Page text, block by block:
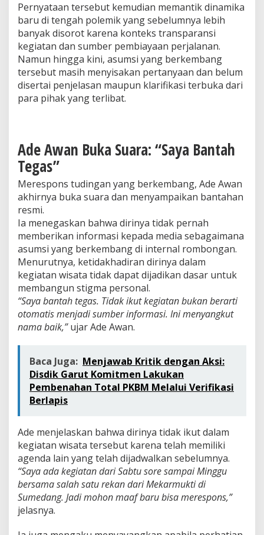
Pernyataan tersebut kemudian memantik dinamika
baru di tengah polemik yang sebelumnya lebih
banyak disorot karena konteks transparansi
kegiatan dan sumber pembiayaan perjalanan.
Namun hingga kini, asumsi yang berkembang
tersebut masih menyisakan pertanyaan dan belum
disertai penjelasan maupun klarifikasi terbuka dari
para pihak yang terlibat.
Ade Awan Buka Suara: “Saya Bantah
Tegas”
Merespons tudingan yang berkembang, Ade Awan
akhirnya buka suara dan menyampaikan bantahan
resmi.
Ia menegaskan bahwa dirinya tidak pernah
memberikan informasi kepada media sebagaimana
asumsi yang berkembang di internal rombongan.
Menurutnya, ketidakhadiran dirinya dalam
kegiatan wisata tidak dapat dijadikan dasar untuk
membangun stigma personal.
“Saya bantah tegas. Tidak ikut kegiatan bukan berarti
otomatis menjadi sumber informasi. Ini menyangkut
nama baik,”ujar Ade Awan.
Baca Juga: Menjawab Kritik dengan Aksi:
Disdik Garut Komitmen Lakukan
Pembenahan Total PKBM Melalui Verifikasi
Berlapis
Ade menjelaskan bahwa dirinya tidak ikut dalam
kegiatan wisata tersebut karena telah memiliki
agenda lain yang telah dijadwalkan sebelumnya.
“Saya ada kegiatan dari Sabtu sore sampai Minggu
bersama salah satu rekan dari Mekarmukti di
Sumedang. Jadi mohon maaf baru bisa merespons,”
jelasnya.